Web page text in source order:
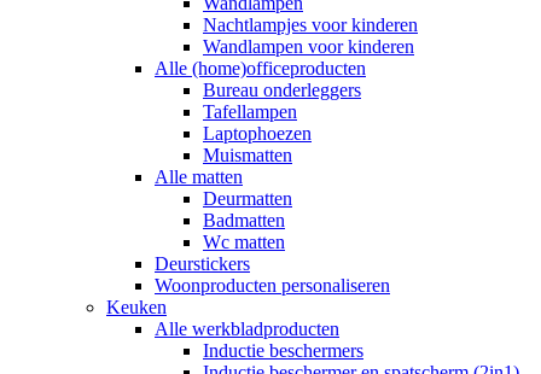
Nachtlampjes voor kinderen
Wandlampen voor kinderen
Alle (home)officeproducten
Bureau onderleggers
Tafellampen
Laptophoezen
Muismatten
Alle matten
Deurmatten
Badmatten
Wc matten
Deurstickers
Woonproducten personaliseren
Keuken
Alle werkbladproducten
Inductie beschermers